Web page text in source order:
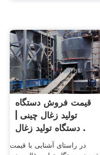
قیمت فروش دستگاه
تولید زغال چینی |
دستگاه تولید زغال .
در راستای آشنایی با قیمت